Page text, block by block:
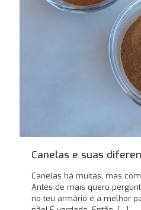
Canelas e suas
Canelas há muitas, mas
Antes de mais quero
no teu armário é a melhor